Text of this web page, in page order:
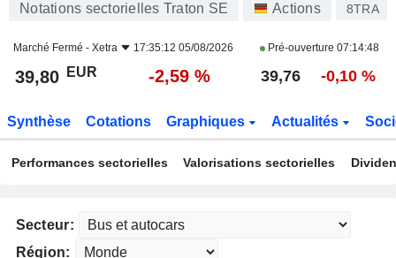
Notations sectorielles Traton SE Actions 8TRA
Marché Fermé - Xetra 17:35:12 05/08/2026 Pré-ouverture 07:14:48
39,80 EUR -2,59 % 39,76 -0,10 %
Synthèse Cotations Graphiques Actualités
Performances sectorielles Valorisations sectorielles
Secteur:
Région: